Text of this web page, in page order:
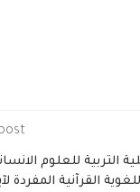
التربية للعلوم
القرآنية المفردة